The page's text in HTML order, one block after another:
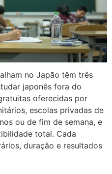
no Japão têm três
japonês fora do
oferecidas por
escolas privadas de
ou de fim de semana, e
total. Cada
duração e resultados